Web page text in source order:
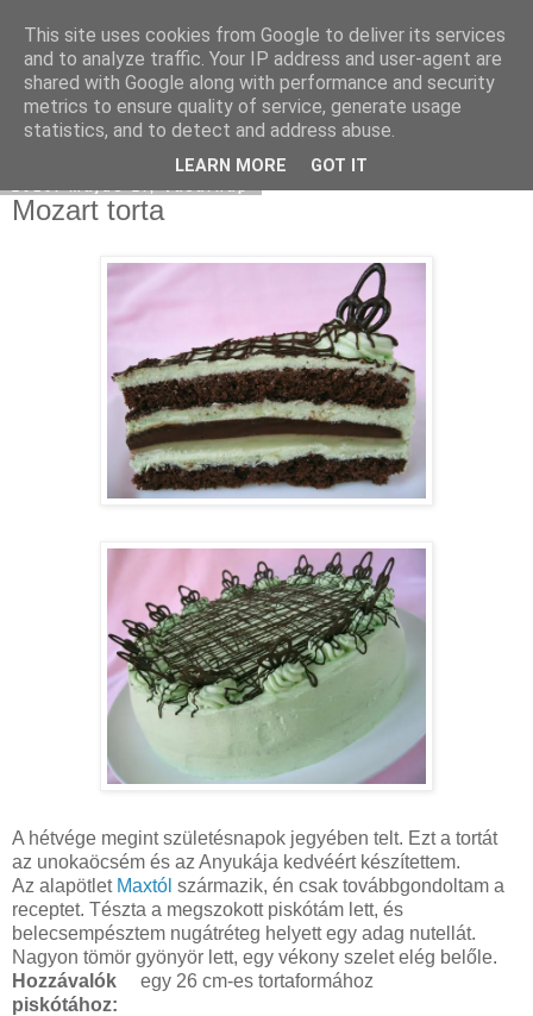
Moha Konyha
Mozart torta
A hétvége megint születésnapok jegyében telt. Ezt a tortát
az unokaöcsém és az Anyukája kedvéért készítettem.
Az alapötletMaxtól származik, én csak továbbgondoltam a
receptet. Tészta a megszokott piskótám lett, és
belecsempésztem nugátréteg helyett egy adag nutellát.
Nagyon tömör gyönyör lett, egy vékony szelet elég belőle.
Hozzávalók
egy 26 cm-es tortaformához
piskótához:
This site uses cookies from Google to deliver its services
and to analyze traffic. Your IP address and user-agent are
shared with Google along with performance and security
metrics to ensure quality of service, generate usage
statistics, and to detect and address abuse.
LEARN MORE GOT IT